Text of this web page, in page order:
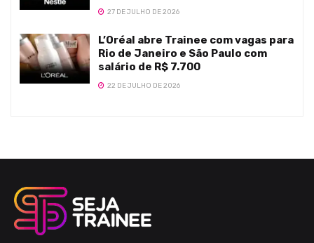
27 DE JULHO DE 2026
L’Oréal abre Trainee com vagas para
Rio de Janeiro e São Paulo com
salário de R$ 7.700
22 DE JULHO DE 2026